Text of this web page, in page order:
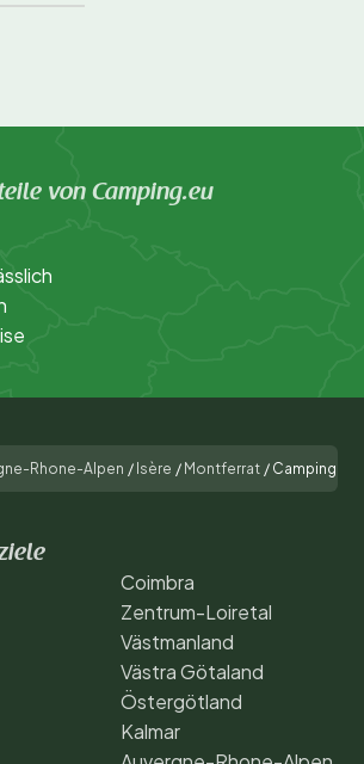
von Camping.eu
Rhone-Alpen / Isère / Montferrat / Camping
Coimbra
Zentrum-Loiretal
Västmanland
Västra Götaland
Östergötland
Kalmar